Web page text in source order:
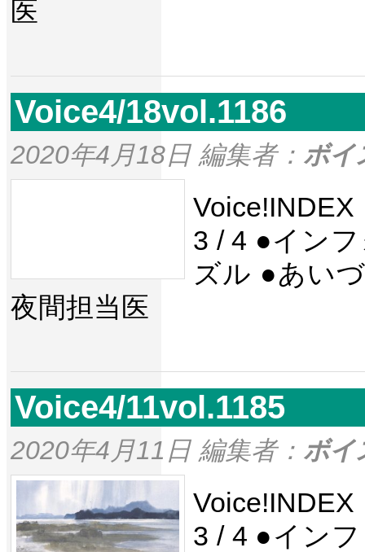
医
Voice4/18vol.1186
2020年4月18日 編集者： ボイ
3 / 4 ●イン
ズル ●あい
夜間担当医
Voice4/11vol.1185
2020年4月11日 編集者： ボイ
3 / 4 ●イン